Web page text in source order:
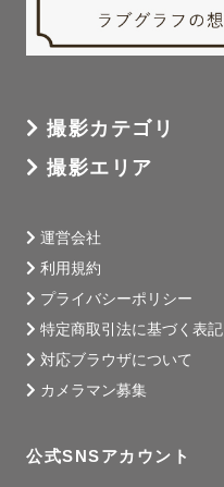
撮影カテゴリ
撮影エリア
運営会社
利用規約
プライバシーポリシー
特定商取引法に基づく表記
対応ブラウザについて
カメラマン募集
公式SNSアカウント